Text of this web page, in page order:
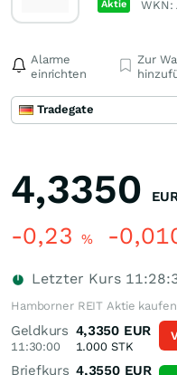
Aktie WKN:
Alarme
einrichten
Zur
Tradegate
4,3350
-0,23 % -
Letzter Kurs
Hamborner REIT Aktie kaufen
Geldkurs
11:30:00
4,3350 EUR
1.000STK
Briefkurs 4,3550 EUR